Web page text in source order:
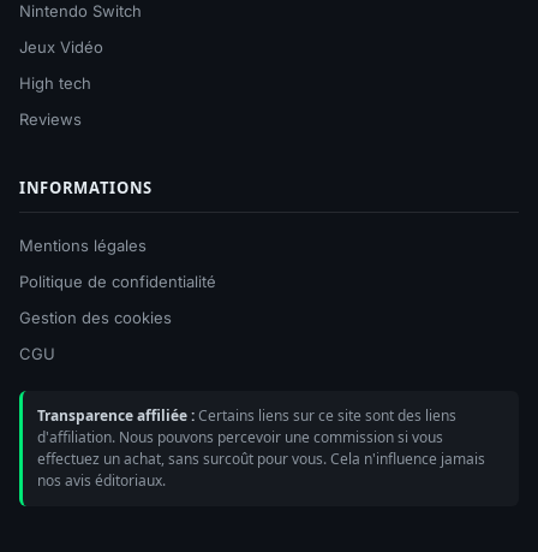
Nintendo Switch
Jeux Vidéo
High tech
Reviews
INFORMATIONS
Mentions légales
Politique de confidentialité
Gestion des cookies
CGU
Transparence affiliée :Certains liens sur ce site sont des liens
d'affiliation. Nous pouvons percevoir une commission si vous
effectuez un achat, sans surcoût pour vous. Cela n'influence jamais
nos avis éditoriaux.